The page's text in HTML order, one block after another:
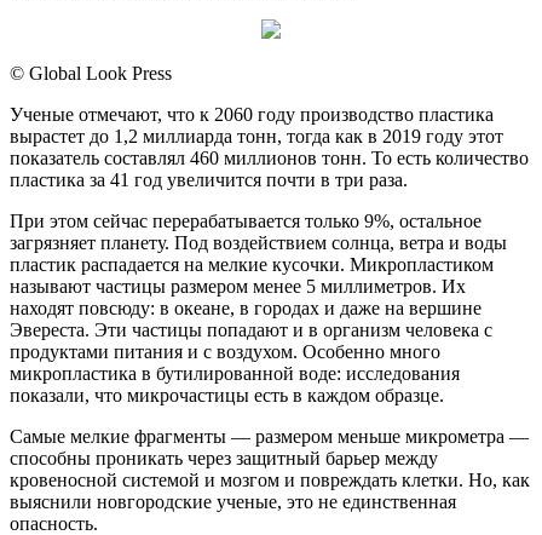
© Global Look Press
Ученые отмечают, что к 2060 году производство пластика
вырастет до 1,2 миллиарда тонн, тогда как в 2019 году этот
показатель составлял 460 миллионов тонн. То есть количество
пластика за 41 год увеличится почти в три раза.
При этом сейчас перерабатывается только 9%, остальное
загрязняет планету. Под воздействием солнца, ветра и воды
пластик распадается на мелкие кусочки. Микропластиком
называют частицы размером менее 5 миллиметров. Их
находят повсюду: в океане, в городах и даже на вершине
Эвереста. Эти частицы попадают и в организм человека с
продуктами питания и с воздухом. Особенно много
микропластика в бутилированной воде: исследования
показали, что микрочастицы есть в каждом образце.
Самые мелкие фрагменты — размером меньше микрометра —
способны проникать через защитный барьер между
кровеносной системой и мозгом и повреждать клетки. Но, как
выяснили новгородские ученые, это не единственная
опасность.